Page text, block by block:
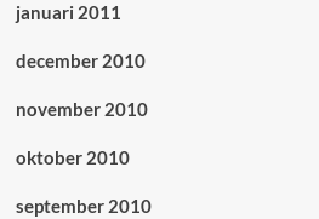
januari 2011
december 2010
november 2010
oktober 2010
september 2010